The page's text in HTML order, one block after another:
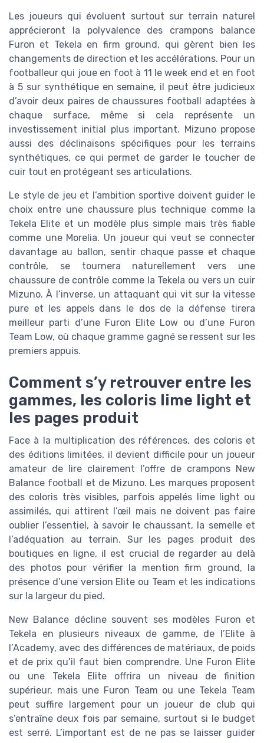
Les joueurs qui évoluent surtout sur terrain naturel
apprécieront la polyvalence des crampons balance
Furon et Tekela en firm ground, qui gèrent bien les
changements de direction et les accélérations. Pour un
footballeur qui joue en foot à 11 le week end et en foot
à 5 sur synthétique en semaine, il peut être judicieux
d’avoir deux paires de chaussures football adaptées à
chaque surface, même si cela représente un
investissement initial plus important. Mizuno propose
aussi des déclinaisons spécifiques pour les terrains
synthétiques, ce qui permet de garder le toucher de
cuir tout en protégeant ses articulations.
Le style de jeu et l’ambition sportive doivent guider le
choix entre une chaussure plus technique comme la
Tekela Elite et un modèle plus simple mais très fiable
comme une Morelia. Un joueur qui veut se connecter
davantage au ballon, sentir chaque passe et chaque
contrôle, se tournera naturellement vers une
chaussure de contrôle comme la Tekela ou vers un cuir
Mizuno. À l’inverse, un attaquant qui vit sur la vitesse
pure et les appels dans le dos de la défense tirera
meilleur parti d’une Furon Elite Low ou d’une Furon
Team Low, où chaque gramme gagné se ressent sur les
premiers appuis.
Comment s’y retrouver entre les
gammes, les coloris lime light et
les pages produit
Face à la multiplication des références, des coloris et
des éditions limitées, il devient difficile pour un joueur
amateur de lire clairement l’offre de crampons New
Balance football et de Mizuno. Les marques proposent
des coloris très visibles, parfois appelés lime light ou
assimilés, qui attirent l’œil mais ne doivent pas faire
oublier l’essentiel, à savoir le chaussant, la semelle et
l’adéquation au terrain. Sur les pages produit des
boutiques en ligne, il est crucial de regarder au delà
des photos pour vérifier la mention firm ground, la
présence d’une version Elite ou Team et les indications
sur la largeur du pied.
New Balance décline souvent ses modèles Furon et
Tekela en plusieurs niveaux de gamme, de l’Elite à
l’Academy, avec des différences de matériaux, de poids
et de prix qu’il faut bien comprendre. Une Furon Elite
ou une Tekela Elite offrira un niveau de finition
supérieur, mais une Furon Team ou une Tekela Team
peut suffire largement pour un joueur de club qui
s’entraîne deux fois par semaine, surtout si le budget
est serré. L’important est de ne pas se laisser guider